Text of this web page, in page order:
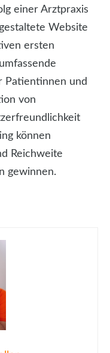
einer Arztpraxis
Website
ersten
Patientinnen und
von
können
Reichweite
gewinnen.